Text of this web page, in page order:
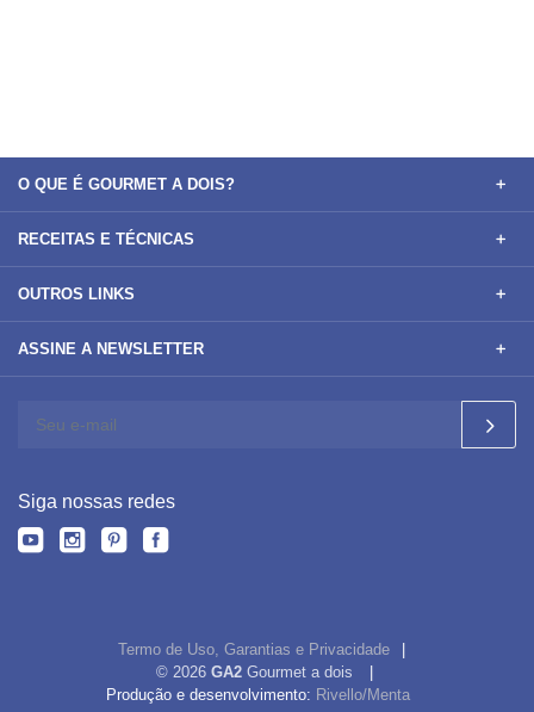
O QUE É GOURMET A DOIS?
RECEITAS E TÉCNICAS
OUTROS LINKS
ASSINE A NEWSLETTER
Siga nossas redes
Termo de Uso, Garantias e Privacidade
© 2026 GA2Gourmet a dois
Produção e desenvolvimento: Rivello/Menta